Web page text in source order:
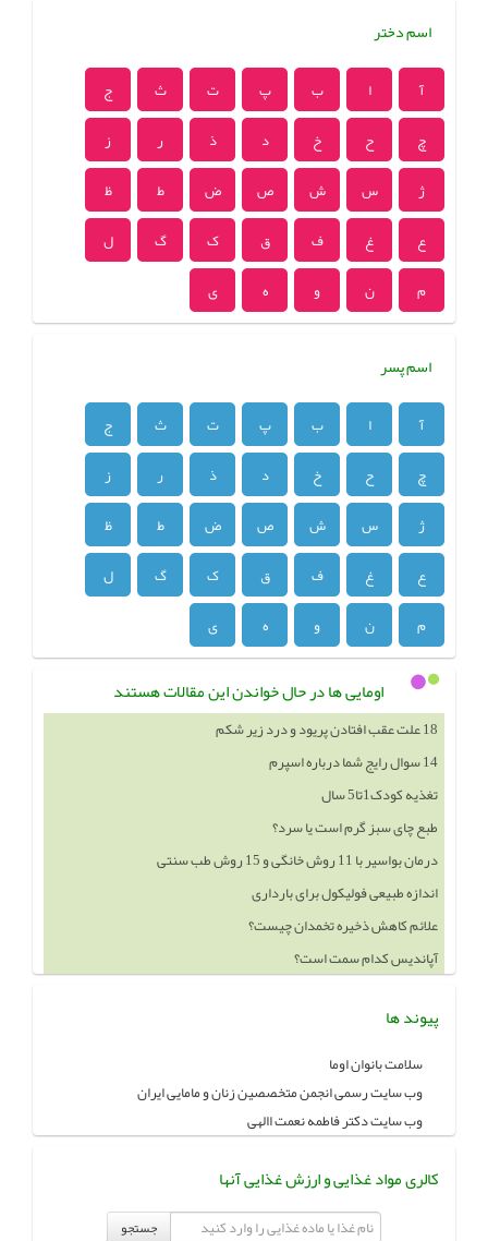
اسم دختر
آ ا ب پ ت ث
ج
چ
ح خ د ذ ر
ز
ژ
س ش ص ض ط
ظ
ع
غ ف ق ک گ
ل
م
ن و ه ی
اسم پسر
آ ا ب پ ت ث
ج
چ
ح خ د ذ ر
ز
ژ
س ش ص ض ط
ظ
ع
غ ف ق ک گ
ل
م
ن و ه ی
اومایی ها در حال خواندن این مقالات هستند
14 سوال رایج شما درباره اسپرم
تغذیه کودک1تا5 سال
طبع چای سبز گرم است یا سرد؟
درمان بواسیر با 11 روش خانگی و 15 روش طب سنتی
اندازه طبیعی فولیکول برای بارداری
علائم کاهش ذخیره تخمدان چیست؟
آپاندیس کدام سمت است؟
خوردن چه چيزهايي باعث بزرگ شدن سينه ميشود
پیوند ها
سلامت بانوان اوما
وب سایت رسمی انجمن متخصصین زنان و مامایی ایران
وب سایت دکتر فاطمه نعمت االهی
کالری مواد غذایی و ارزش غذایی آنها
جستجو